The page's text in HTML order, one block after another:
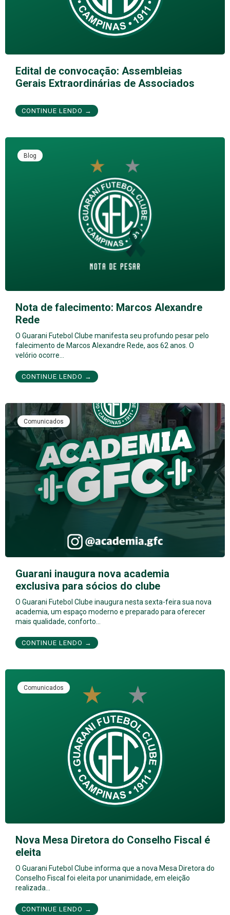
Edital de convocação: Assembleias
Gerais Extraordinárias de Associados
CONTINUE LENDO →
Blog
Nota de falecimento: Marcos Alexandre
Rede
O Guarani Futebol Clube manifesta seu profundo pesar pelo
falecimento de Marcos Alexandre Rede, aos 62 anos. O
velório ocorre…
CONTINUE LENDO →
Comunicados
Guarani inaugura nova academia
exclusiva para sócios do clube
O Guarani Futebol Clube inaugura nesta sexta-feira sua nova
academia, um espaço moderno e preparado para oferecer
mais qualidade, conforto…
CONTINUE LENDO →
Comunicados
Nova Mesa Diretora do Conselho Fiscal é
eleita
O Guarani Futebol Clube informa que a nova Mesa Diretora do
Conselho Fiscal foi eleita por unanimidade, em eleição
realizada…
CONTINUE LENDO →